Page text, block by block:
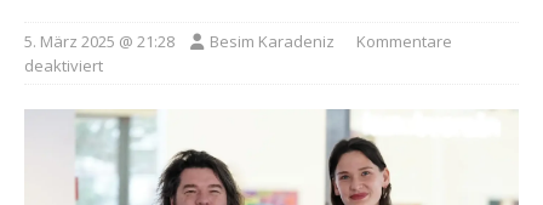
5. März 2025 @ 21:28 Besim Karadeniz
Kommentare
deaktiviert